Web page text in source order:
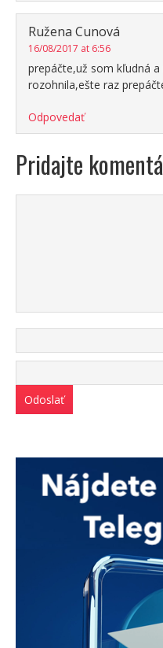
Ružena Cunová
16/08/2017 at 6:56
prepáčte,už som kľudná
rozohnila,ešte raz
Odpovedať
Pridajte